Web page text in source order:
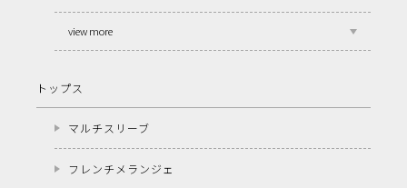
view more
トップス
マルチスリーブ
フレンチメランジェ